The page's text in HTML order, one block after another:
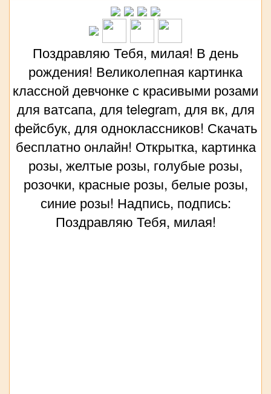
Поздравляю Тебя, милая! В день
рождения! Великолепная картинка
классной девчонке с красивыми розами
для ватсапа, для telegram, для вк, для
фейсбук, для одноклассников! Скачать
бесплатно онлайн! Открытка, картинка
розы, желтые розы, голубые розы,
розочки, красные розы, белые розы,
синие розы! Надпись, подпись:
Поздравляю Тебя, милая!